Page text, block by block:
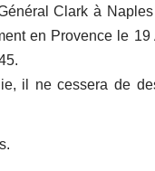
Clark à
en Provence le
il ne cessera de